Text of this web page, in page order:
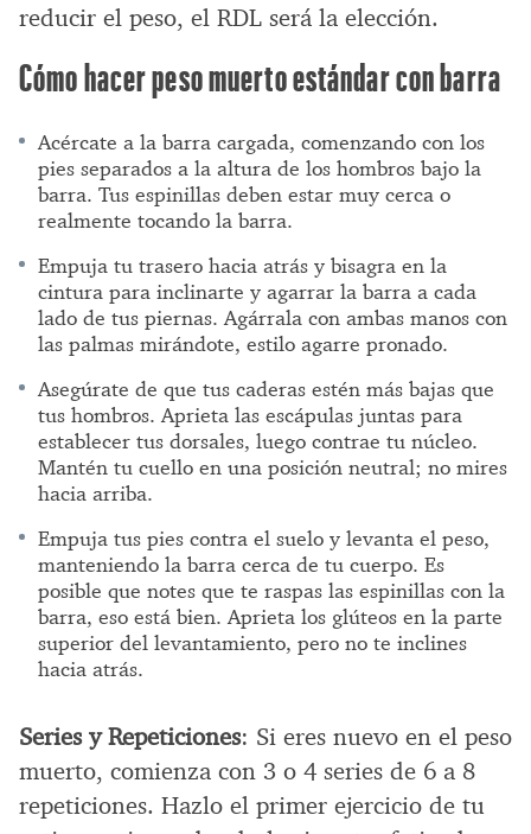
reducir el peso, el RDL será la elección.
Cómo hacer peso muerto estándar con barra
Acércate a la barra cargada, comenzando con los
pies separados a la altura de los hombros bajo la
barra. Tus espinillas deben estar muy cerca o
realmente tocando la barra.
Empuja tu trasero hacia atrás y bisagra en la
cintura para inclinarte y agarrar la barra a cada
lado de tus piernas. Agárrala con ambas manos con
las palmas mirándote, estilo agarre pronado.
Asegúrate de que tus caderas estén más bajas que
tus hombros. Aprieta las escápulas juntas para
establecer tus dorsales, luego contrae tu núcleo.
Mantén tu cuello en una posición neutral; no mires
hacia arriba.
Empuja tus pies contra el suelo y levanta el peso,
manteniendo la barra cerca de tu cuerpo. Es
posible que notes que te raspas las espinillas con la
barra, eso está bien. Aprieta los glúteos en la parte
superior del levantamiento, pero no te inclines
hacia atrás.
Series y Repeticiones: Si eres nuevo en el peso
muerto, comienza con 3 o 4 series de 6 a 8
repeticiones. Hazlo el primer ejercicio de tu